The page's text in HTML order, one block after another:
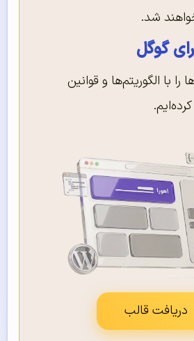
شد.
گوگل
با الگوریتم‌ها و قوانین
دریافت قالب